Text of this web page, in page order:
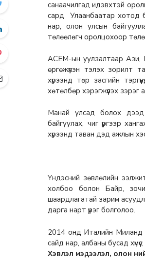
санаачилгад идэвхтэй
сард Улаанбаатар хотод
нар, олон улсын
төлөөлөгч оролцохоор
АСЕМ-ын уулзалтаар Ази,
өргөжүүлэн тэлэх зорилт
хүрээнд төр засгийн
хөтөлбөр хэрэгжүүлэх
Манай улсад болох дээд
байгуулах, чиг үүргээр
хүрээнд таван дэд ажлын
Үндэсний зөвлөлийн
холбоо болон Байр,
шаардлагатай зарим
дарга нарт үүрэг болголоо.
2014 онд Италийн Миланд
сайд нар, албаны бусад
Хэвлэл мэдээлэл, олон